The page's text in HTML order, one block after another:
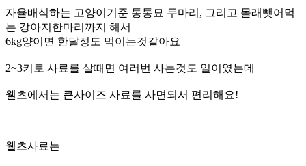
자율배식하는 고양이기준 통통묘 두마리, 그리고 몰래뺏어먹
는 강아지한마리까지 해서
6kg양이면 한달정도 먹이는것같아요
2~3키로 사료를 살때면 여러번 사는것도 일이였는데
웰츠에서는 큰사이즈 사료를 사면되서 편리해요!
웰츠사료는